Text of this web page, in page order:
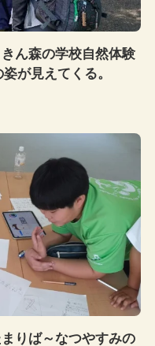
ん森の学校自然体験
が見えてくる。
りば～なつやすみの